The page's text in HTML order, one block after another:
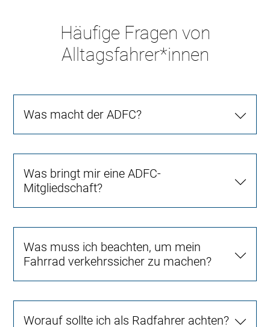
Häufige Fragen von
Alltagsfahrer*innen
Was macht der ADFC?
Was bringt mir eine ADFC-
Mitgliedschaft?
Was muss ich beachten, um mein
Fahrrad verkehrssicher zu machen?
Worauf sollte ich als Radfahrer achten?